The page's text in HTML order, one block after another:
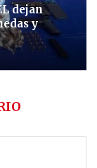
dejan
y